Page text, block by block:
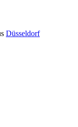
Düsseldorf